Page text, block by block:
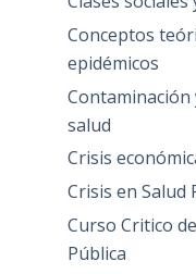
Conceptos
epidémicos
salud
Crisis
Crisis en Salud
Curso Critico
Pública